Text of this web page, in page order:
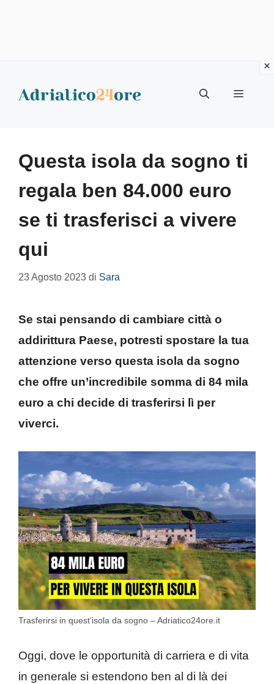
Menu
Questa isola da sogno ti
regala ben 84.000 euro
se ti trasferisci a vivere
qui
23 Agosto 2023 di Sara
Se stai pensando di cambiare città o
addirittura Paese, potresti spostare la tua
attenzione verso questa isola da sogno
che offre un’incredibile somma di 84 mila
euro a chi decide di trasferirsi lì per
viverci.
Trasferirsi in quest’isola da sogno – Adriatico24ore.it
Oggi, dove le opportunità di carriera e di vita
in generale si estendono ben al di là dei